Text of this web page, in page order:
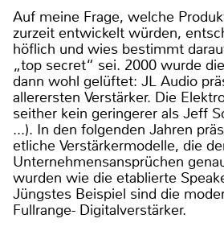
Auf meine Frage, welche
zurzeit entwickelt würden,
höflich und wies bestimmt
„top secret“ sei. 2000 wurde
dann wohl gelüftet: JL Audio
allerersten Verstärker. Die
seither kein geringerer als Jeff
...). In den folgenden Jahren
etliche Verstärkermodelle, die
Unternehmensansprüchen
wurden wie die etablierte
Jüngstes Beispiel sind die
Fullrange- Digitalverstärker.